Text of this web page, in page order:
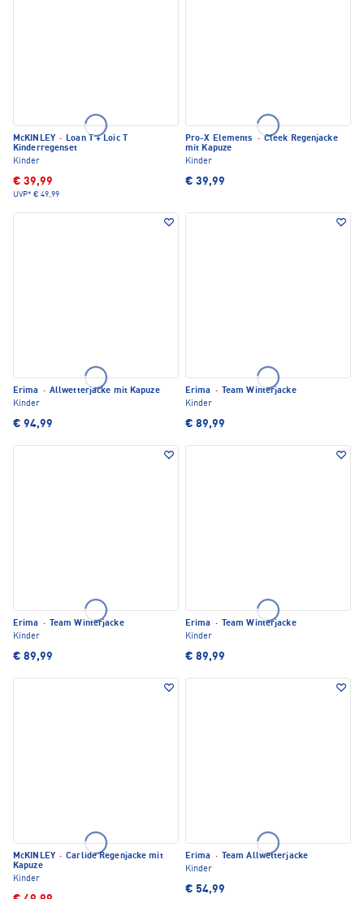
McKINLEY · Loan T + Loic T
Kinderregenset
Kinder
€ 39,99
UVP* € 49,99
Pro-X Elements · Cleek Regenjacke
mit Kapuze
Kinder
€ 39,99
Erima · Allwetterjacke mit Kapuze
Kinder
€ 94,99
Erima ·
Team Winterjacke
Kinder
€ 89,99
Erima ·
Team Winterjacke
Kinder
€ 89,99
Erima ·
Team Winterjacke
Kinder
€ 89,99
McKINLEY · Carlide Regenjacke mit
Kapuze
Kinder
Erima ·
Team Allwetterjacke
Kinder
€ 54,99